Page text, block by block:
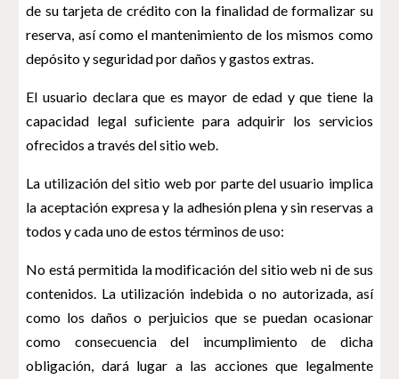
de su tarjeta de crédito con la finalidad de formalizar su
reserva, así como el mantenimiento de los mismos como
depósito y seguridad por daños y gastos extras.
El usuario declara que es mayor de edad y que tiene la
capacidad legal suficiente para adquirir los servicios
ofrecidos a través del sitio web.
La utilización del sitio web por parte del usuario implica
la aceptación expresa y la adhesión plena y sin reservas a
todos y cada uno de estostérminos de uso:
No está permitida la modificación del sitio web ni de sus
contenidos. La utilización indebida o no autorizada, así
como los daños o perjuicios que se puedan ocasionar
como consecuencia del incumplimiento de dicha
obligación, dará lugar a las acciones que legalmente